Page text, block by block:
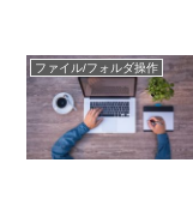
ファイル/フォルダ操作